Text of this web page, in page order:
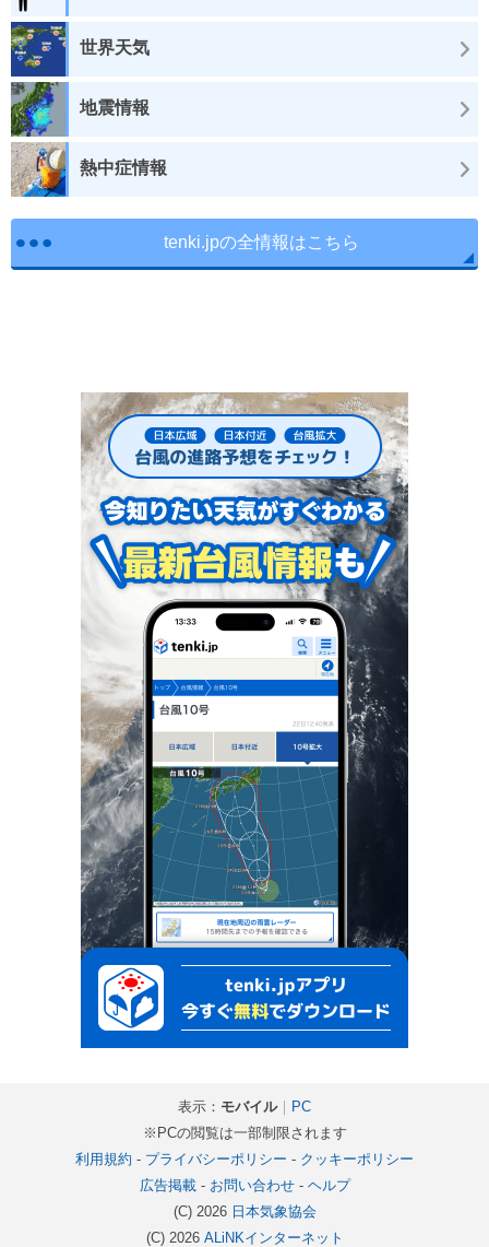
世界天気
地震情報
熱中症情報
tenki.jpの全情報はこちら
表示： モバイル｜ PC
※PCの閲覧は一部制限されます
利用規約 - プライバシーポリシー - クッキーポリシー
広告掲載- お問い合わせ- ヘルプ
(C) 2026 日本気象協会
(C) 2026 ALiNKインターネット